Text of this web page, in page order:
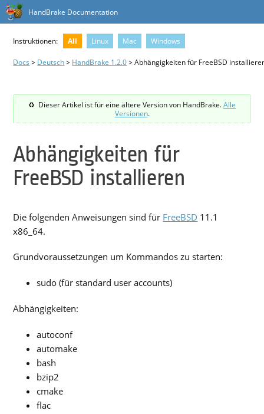
HandBrake Documentation
Instruktionen: All Linux Mac Windows
Docs > Deutsch> HandBrake 1.2.0> Abhängigkeiten für FreeBSD
Dieser Artikel ist für eine ältere Version von HandBrake. Alle
Versionen.
Abhängigkeiten für
FreeBSD installieren
Die folgenden Anweisungen sind für FreeBSD 11.1
x86_64.
Grundvoraussetzungen um Kommandos zu starten:
sudo (für standard user accounts)
Abhängigkeiten:
autoconf
automake
bash
bzip2
cmake
flac